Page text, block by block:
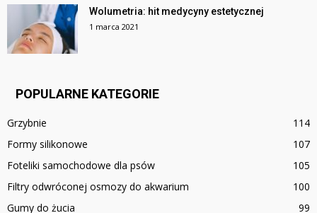
Wolumetria: hit medycyny estetycznej
1 marca 2021
POPULARNE KATEGORIE
Grzybnie
114
Formy silikonowe
107
Foteliki samochodowe dla psów
105
Filtry odwróconej osmozy do akwarium
100
Gumy do żucia
99